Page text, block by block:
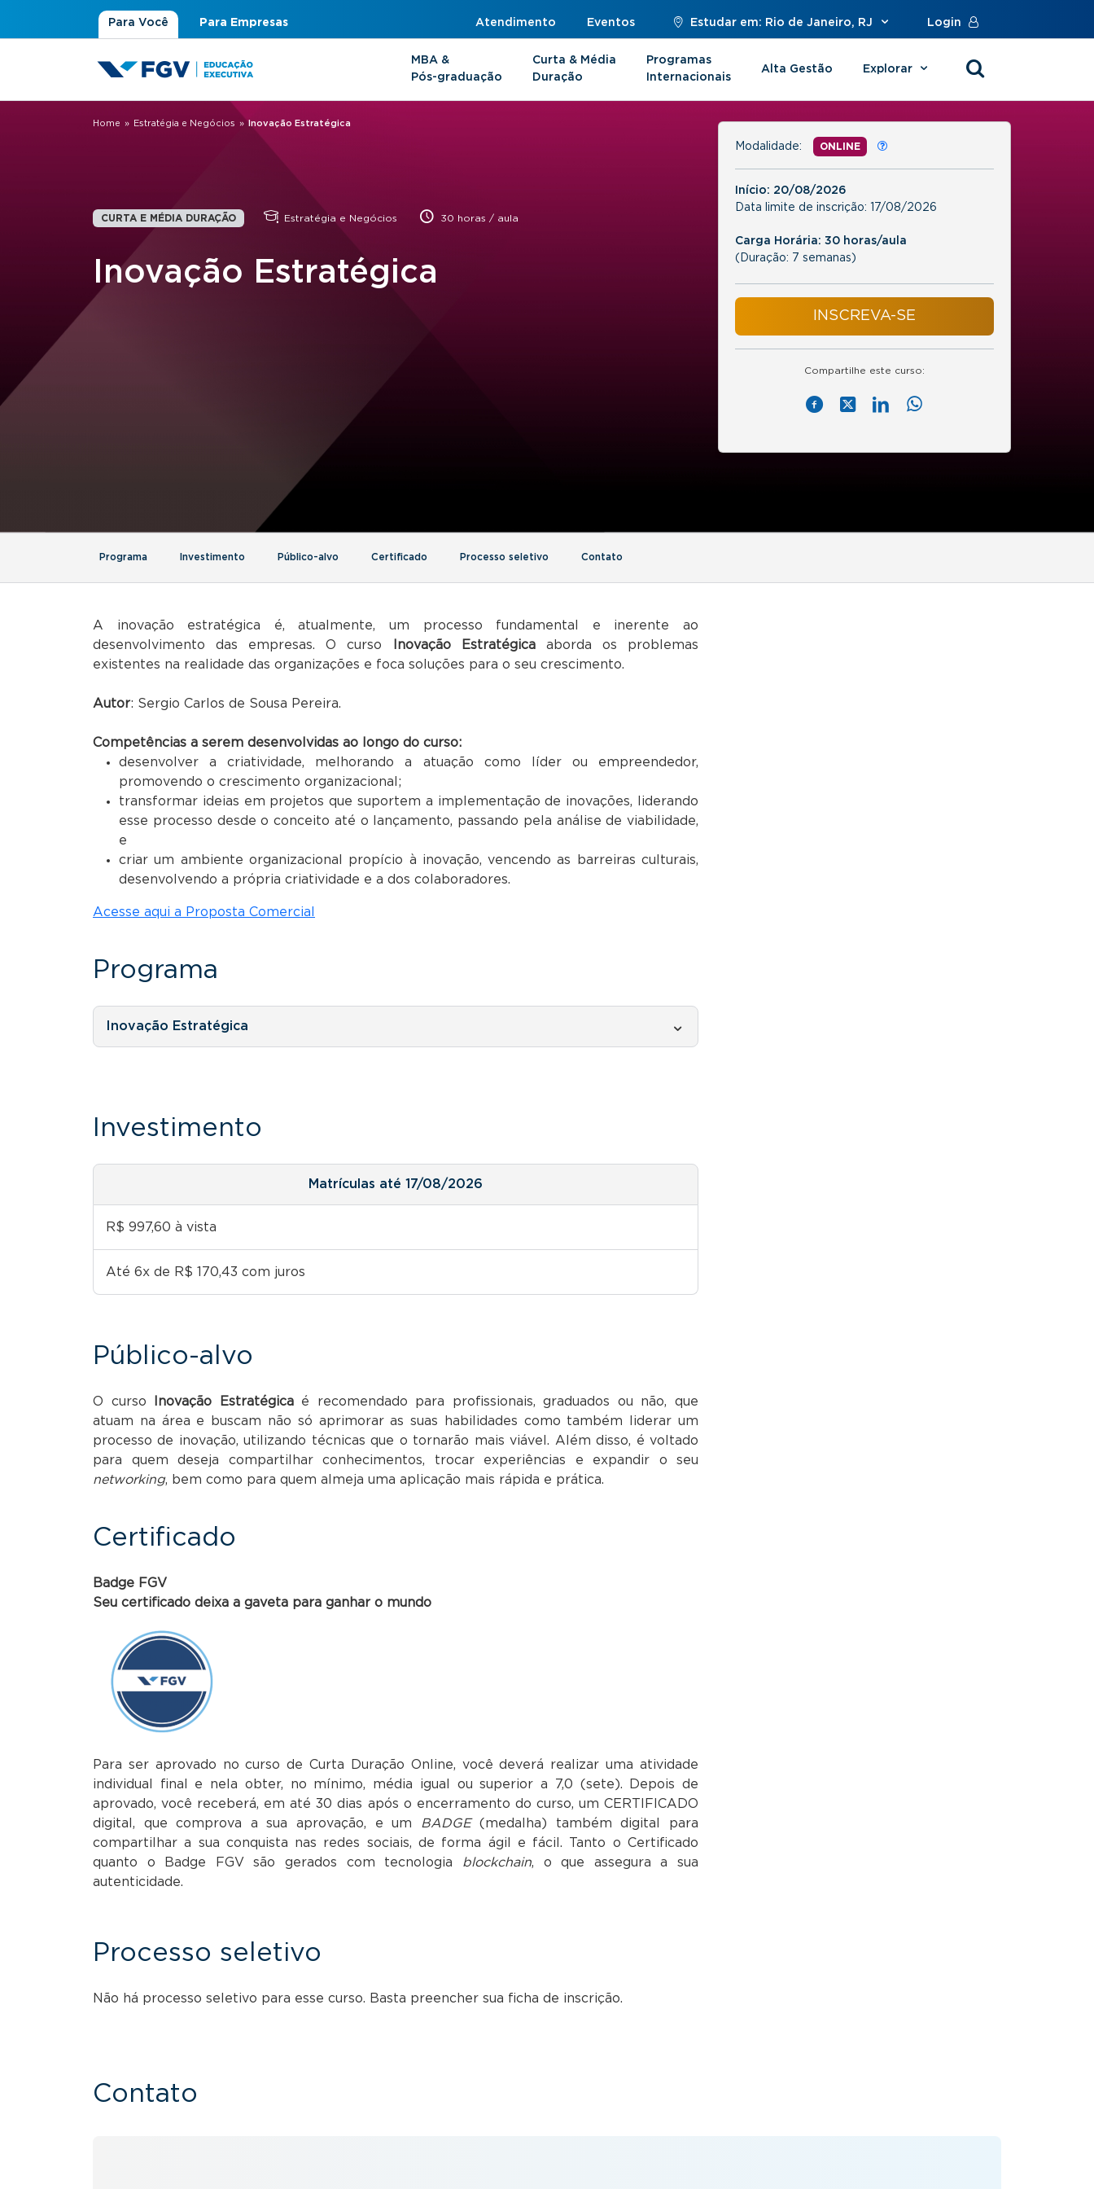
Para Você Para Empresas Atendimento Eventos Estudar em: Rio de Janeiro, RJ Login
MBA &
Pós-graduação
Curta & Média
Duração
Programas
Internacionais
Alta Gestão Explorar
Modalidade: ONLINE
Início: 20/08/2026
Data limite de inscrição: 17/08/2026
Carga Horária: 30 horas/aula
(Duração: 7 semanas)
INSCREVA-SE
Compartilhe este curso:
Você está aqui
Home » Estratégia e Negócios » Inovação Estratégica
CURTA E MÉDIA DURAÇÃO Estratégia e Negócios 30 horas / aula
Inovação Estratégica
Programa Investimento Público-alvo Certificado Processo seletivo Contato
A inovação estratégica é, atualmente, um processo fundamental e inerente ao
desenvolvimento das empresas. O curso
Inovação Estratégica aborda os problemas
existentes na realidade das organizações e foca soluções para o seu crescimento.
Autor: Sergio Carlos de Sousa Pereira.
Competências a serem desenvolvidas ao longo do curso:
desenvolver a criatividade, melhorando a atuação como líder ou empreendedor,
promovendo o crescimento organizacional;
transformar ideias em projetos que suportem a implementação de inovações, liderando
esse processo desde o conceito até o lançamento, passando pela análise de viabilidade,
e
criar um ambiente organizacional propício à inovação, vencendo as barreiras culturais,
desenvolvendo a própria criatividade e a dos colaboradores.
Acesse aqui a Proposta Comercial
Programa
Inovação Estratégica
Investimento
Matrículas até 17/08/2026
R$ 997,60 à vista
Até 6x de R$ 170,43 com juros
Público-alvo
O curso Inovação Estratégicaé recomendado para profissionais, graduados ou não, que
atuam na área e buscam não só aprimorar as suas habilidades como também liderar um
processo de inovação, utilizando técnicas que o tornarão mais viável. Além disso, é voltado
para quem deseja compartilhar conhecimentos, trocar experiências e expandir o seu
networking, bem como para quem almeja uma aplicação mais rápida e prática.
Certificado
Badge FGV
Seu certificado deixa a gaveta para ganhar o mundo
Para ser aprovado no curso de Curta Duração Online, você deverá realizar uma atividade
individual final e nela obter, no mínimo, média igual ou superior a 7,0 (sete). Depois de
aprovado, você receberá, em até 30 dias após o encerramento do curso, um CERTIFICADO
digital, que comprova a sua aprovação, e um
BADGE(medalha) também digital para
compartilhar a sua conquista nas redes sociais, de forma ágil e fácil. Tanto o Certificado
quanto o Badge FGV são gerados com tecnologia blockchain, o que assegura a sua
autenticidade.
Processo seletivo
Não há processo seletivo para esse curso. Basta preencher sua ficha de inscrição.
Contato